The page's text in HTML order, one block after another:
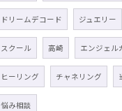
ドリームデコード ジュエリー
スクール 高崎 エンジェル
ヒーリング チャネリング
悩み相談